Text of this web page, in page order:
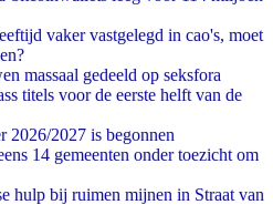
vaker vastgelegd in cao's, moet
massaal gedeeld op seksfora
titels voor de eerste helft van de
2026/2027 is begonnen
14 gemeenten onder toezicht om
hulp bij ruimen mijnen in Straat van